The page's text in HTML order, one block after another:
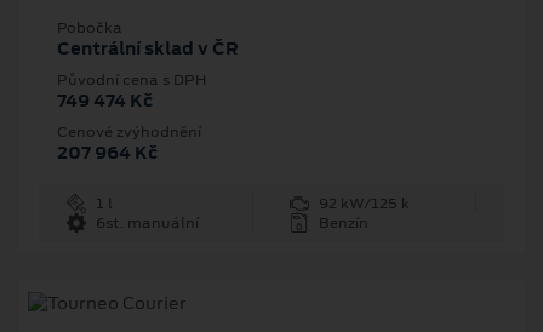
Pobočka
Centrální sklad v ČR
Původní cena s DPH
749 474 Kč
Cenové zvýhodnění
207 964 Kč
1 l
92 kW/125 k
6st. manuální
Benzín